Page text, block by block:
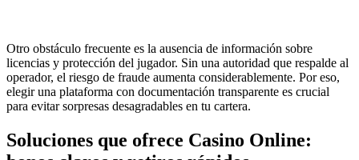
Otro obstáculo frecuente es la ausencia de información sobre
licencias y protección del jugador. Sin una autoridad que respalde al
operador, el riesgo de fraude aumenta considerablemente. Por eso,
elegir una plataforma con documentación transparente es crucial
para evitar sorpresas desagradables en tu cartera.
Soluciones que ofrece Casino Online: